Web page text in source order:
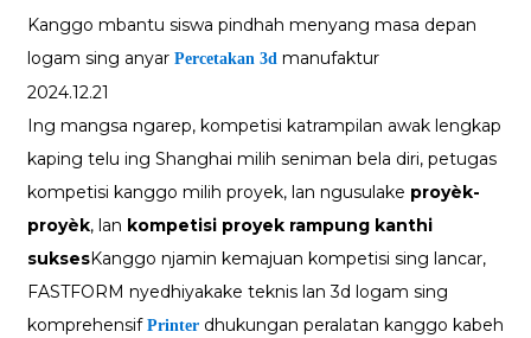
Kanggo mbantu siswa pindhah menyang masa depan
logam sing anyar Percetakan 3dmanufaktur
2024.12.21
Ing mangsa ngarep, kompetisi katrampilan awak lengkap
kaping telu ing Shanghai milih seniman bela diri, petugas
kompetisi kanggo milih proyek, lan ngusulake proyèk-
proyèk, lan kompetisi proyek rampung kanthi
suksesKanggo njamin kemajuan kompetisi sing lancar,
FASTFORM nyedhiyakake teknis lan 3d logam sing
komprehensif Printerdhukungan peralatan kanggo kabeh